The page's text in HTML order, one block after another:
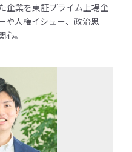
企業を東証プライム上場企
や人権イシュー、政治思
。